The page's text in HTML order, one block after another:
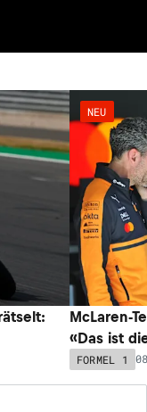
NEU
McLaren-
«Das ist
FORMEL 1